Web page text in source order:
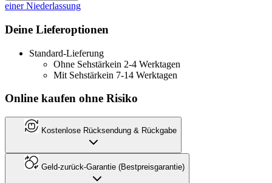
einer Niederlassung
Deine Lieferoptionen
Standard-Lieferung
Ohne Sehstärkein 2-4 Werktagen
Mit Sehstärkein 7-14 Werktagen
Online kaufen ohne Risiko
Kostenlose Rücksendung & Rückgabe
Geld-zurück-Garantie (Bestpreisgarantie)